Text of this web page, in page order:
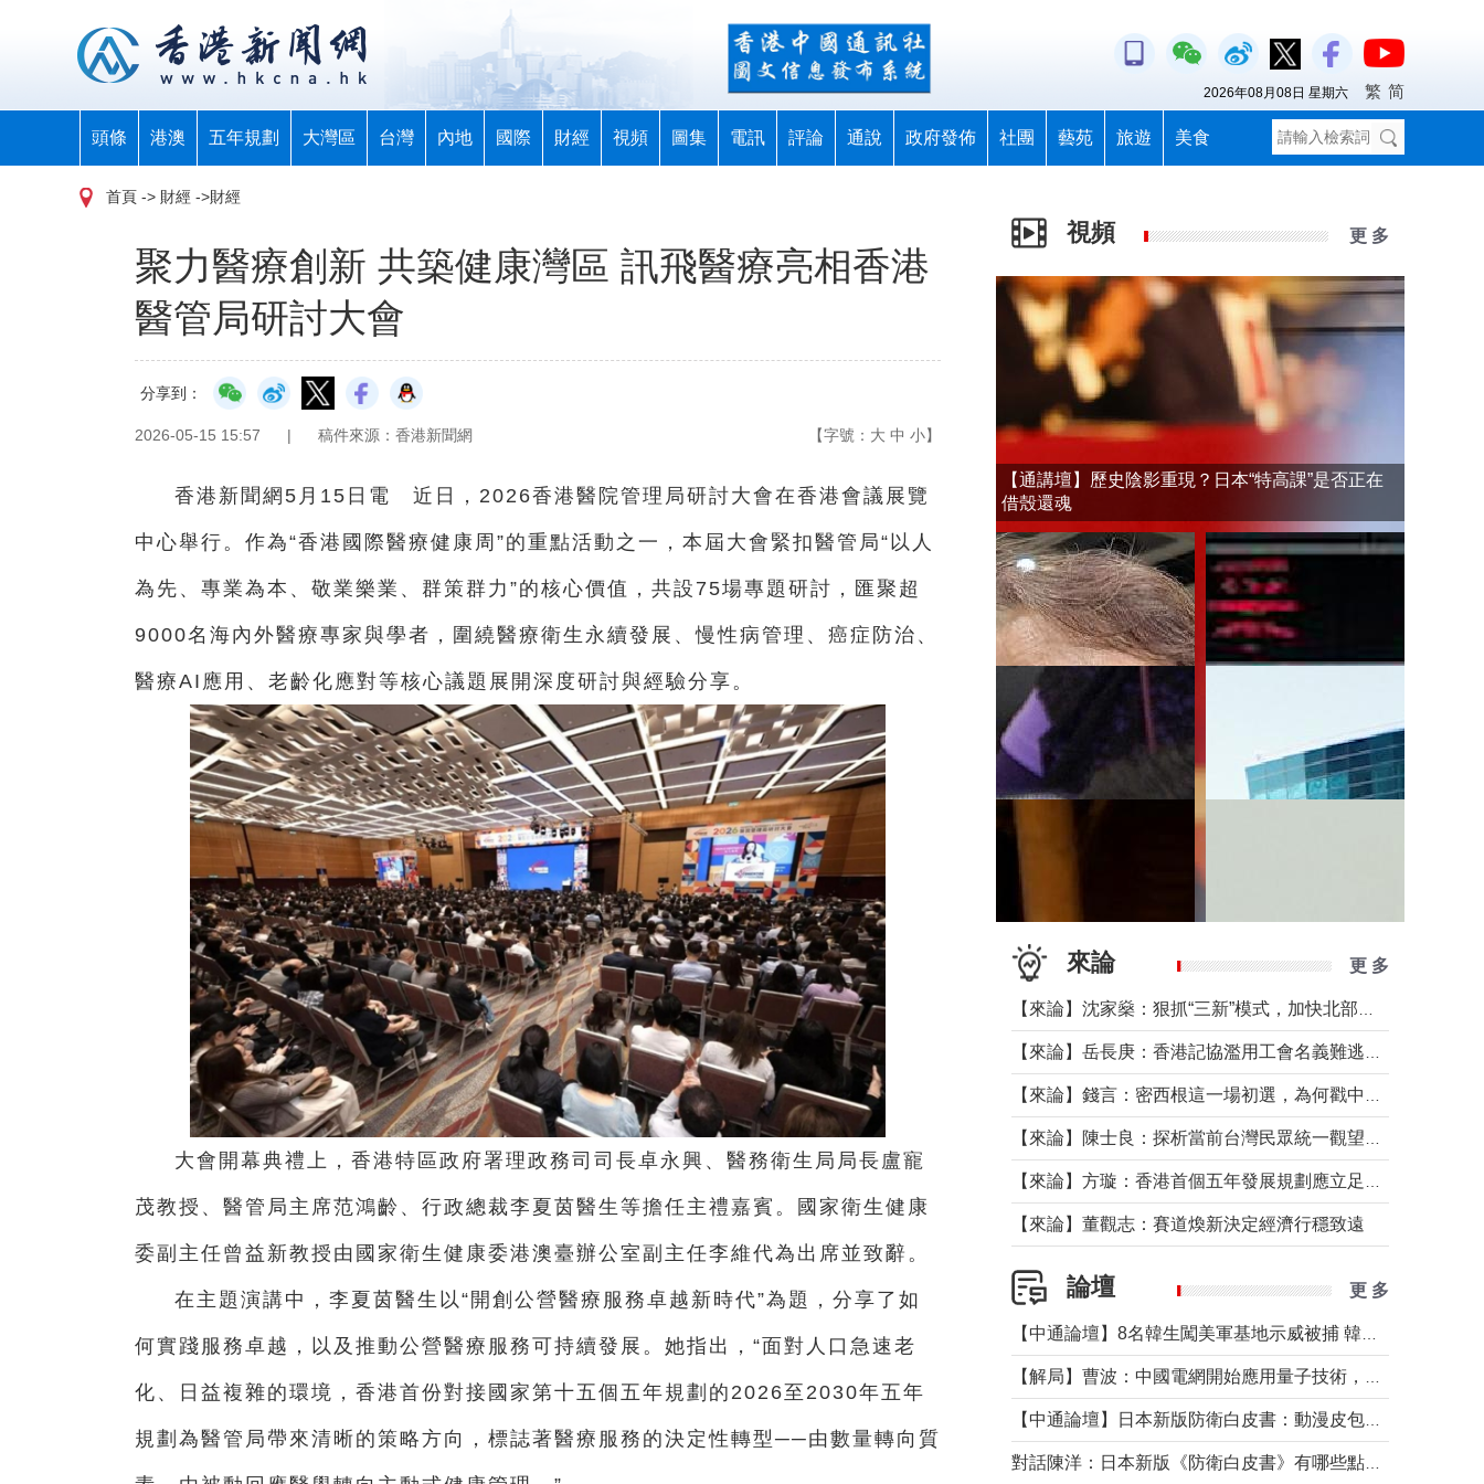
頭條 港澳 五年規劃 大灣區 台灣 內地 國際 財經 視頻 圖集 電訊 評論 通說 政府發佈 社團 藝苑 旅遊 美食
2026年08月08日 星期六 繁 简
首頁 -> 財經 ->財經
聚力醫療創新 共築健康灣區 訊飛醫療亮相香港
醫管局研討大會
分享到：
2026-05-15 15:57 | 稿件來源：香港新聞網 【字號： 大 中 小】
香港新聞網5月15日電 近日，2026香港醫院管理局研討大會在香港會議展覽
中心舉行。作為“香港國際醫療健康周”的重點活動之一，本屆大會緊扣醫管局“以人
為先、專業為本、敬業樂業、群策群力”的核心價值，共設75場專題研討，匯聚超
9000名海內外醫療專家與學者，圍繞醫療衛生永續發展、慢性病管理、癌症防治、
醫療AI應用、老齡化應對等核心議題展開深度研討與經驗分享。
大會開幕典禮上，香港特區政府署理政務司司長卓永興、醫務衛生局局長盧寵
茂教授、醫管局主席范鴻齡、行政總裁李夏茵醫生等擔任主禮嘉賓。國家衛生健康
委副主任曾益新教授由國家衛生健康委港澳臺辦公室副主任李維代為出席並致辭。
在主題演講中，李夏茵醫生以“開創公營醫療服務卓越新時代”為題，分享了如
何實踐服務卓越，以及推動公營醫療服務可持續發展。她指出，“面對人口急速老
化、日益複雜的環境，香港首份對接國家第十五個五年規劃的2026至2030年五年
規劃為醫管局帶來清晰的策略方向，標誌著醫療服務的決定性轉型──由數量轉向質
視頻 更 多
【通講壇】歷史陰影重現？日本“特高課”是否正在
借殼還魂
來論 更 多
【來論】董觀志：賽道煥新決定經濟行穩致遠
論壇 更 多